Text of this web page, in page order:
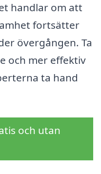
handlar om att
fortsätter
övergången. Ta
och mer effektiv
ta hand
och utan